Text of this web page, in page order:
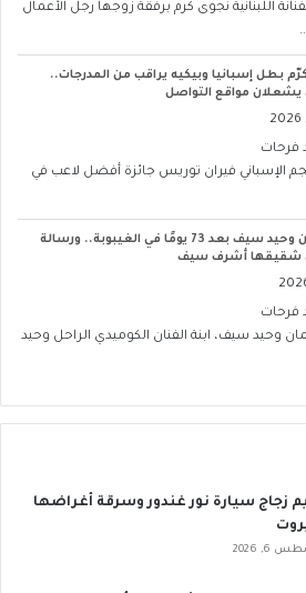
اللبنانية نجوى كرم برفقة زوجها رجل الأعمال
بطل إسبانيا وبيكيه يراقب من المدرجات..
مواقع التواصل
فرحات
الإسباني فيران توريس جائزة أفضل لاعب في
وفاة إيمان وحيد سيف بعد 73 يومًا في الغيبوبة.. ورسالة
شقيقها أشرف سيف
فرحات
وحيد سيف، ابنة الفنان الكوميدي الراحل وحيد
زجاج سيارة نور غندور وسرقة أغراضها
6, 2026